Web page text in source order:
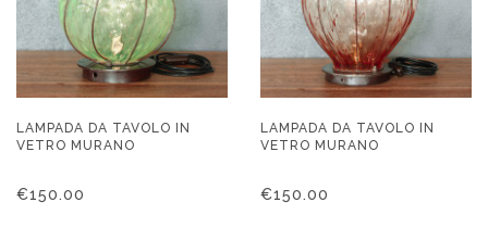
LAMPADA DA TAVOLO IN
VETRO MURANO
€150.00
LAMPADA DA TAVOLO IN
VETRO MURANO
€150.00